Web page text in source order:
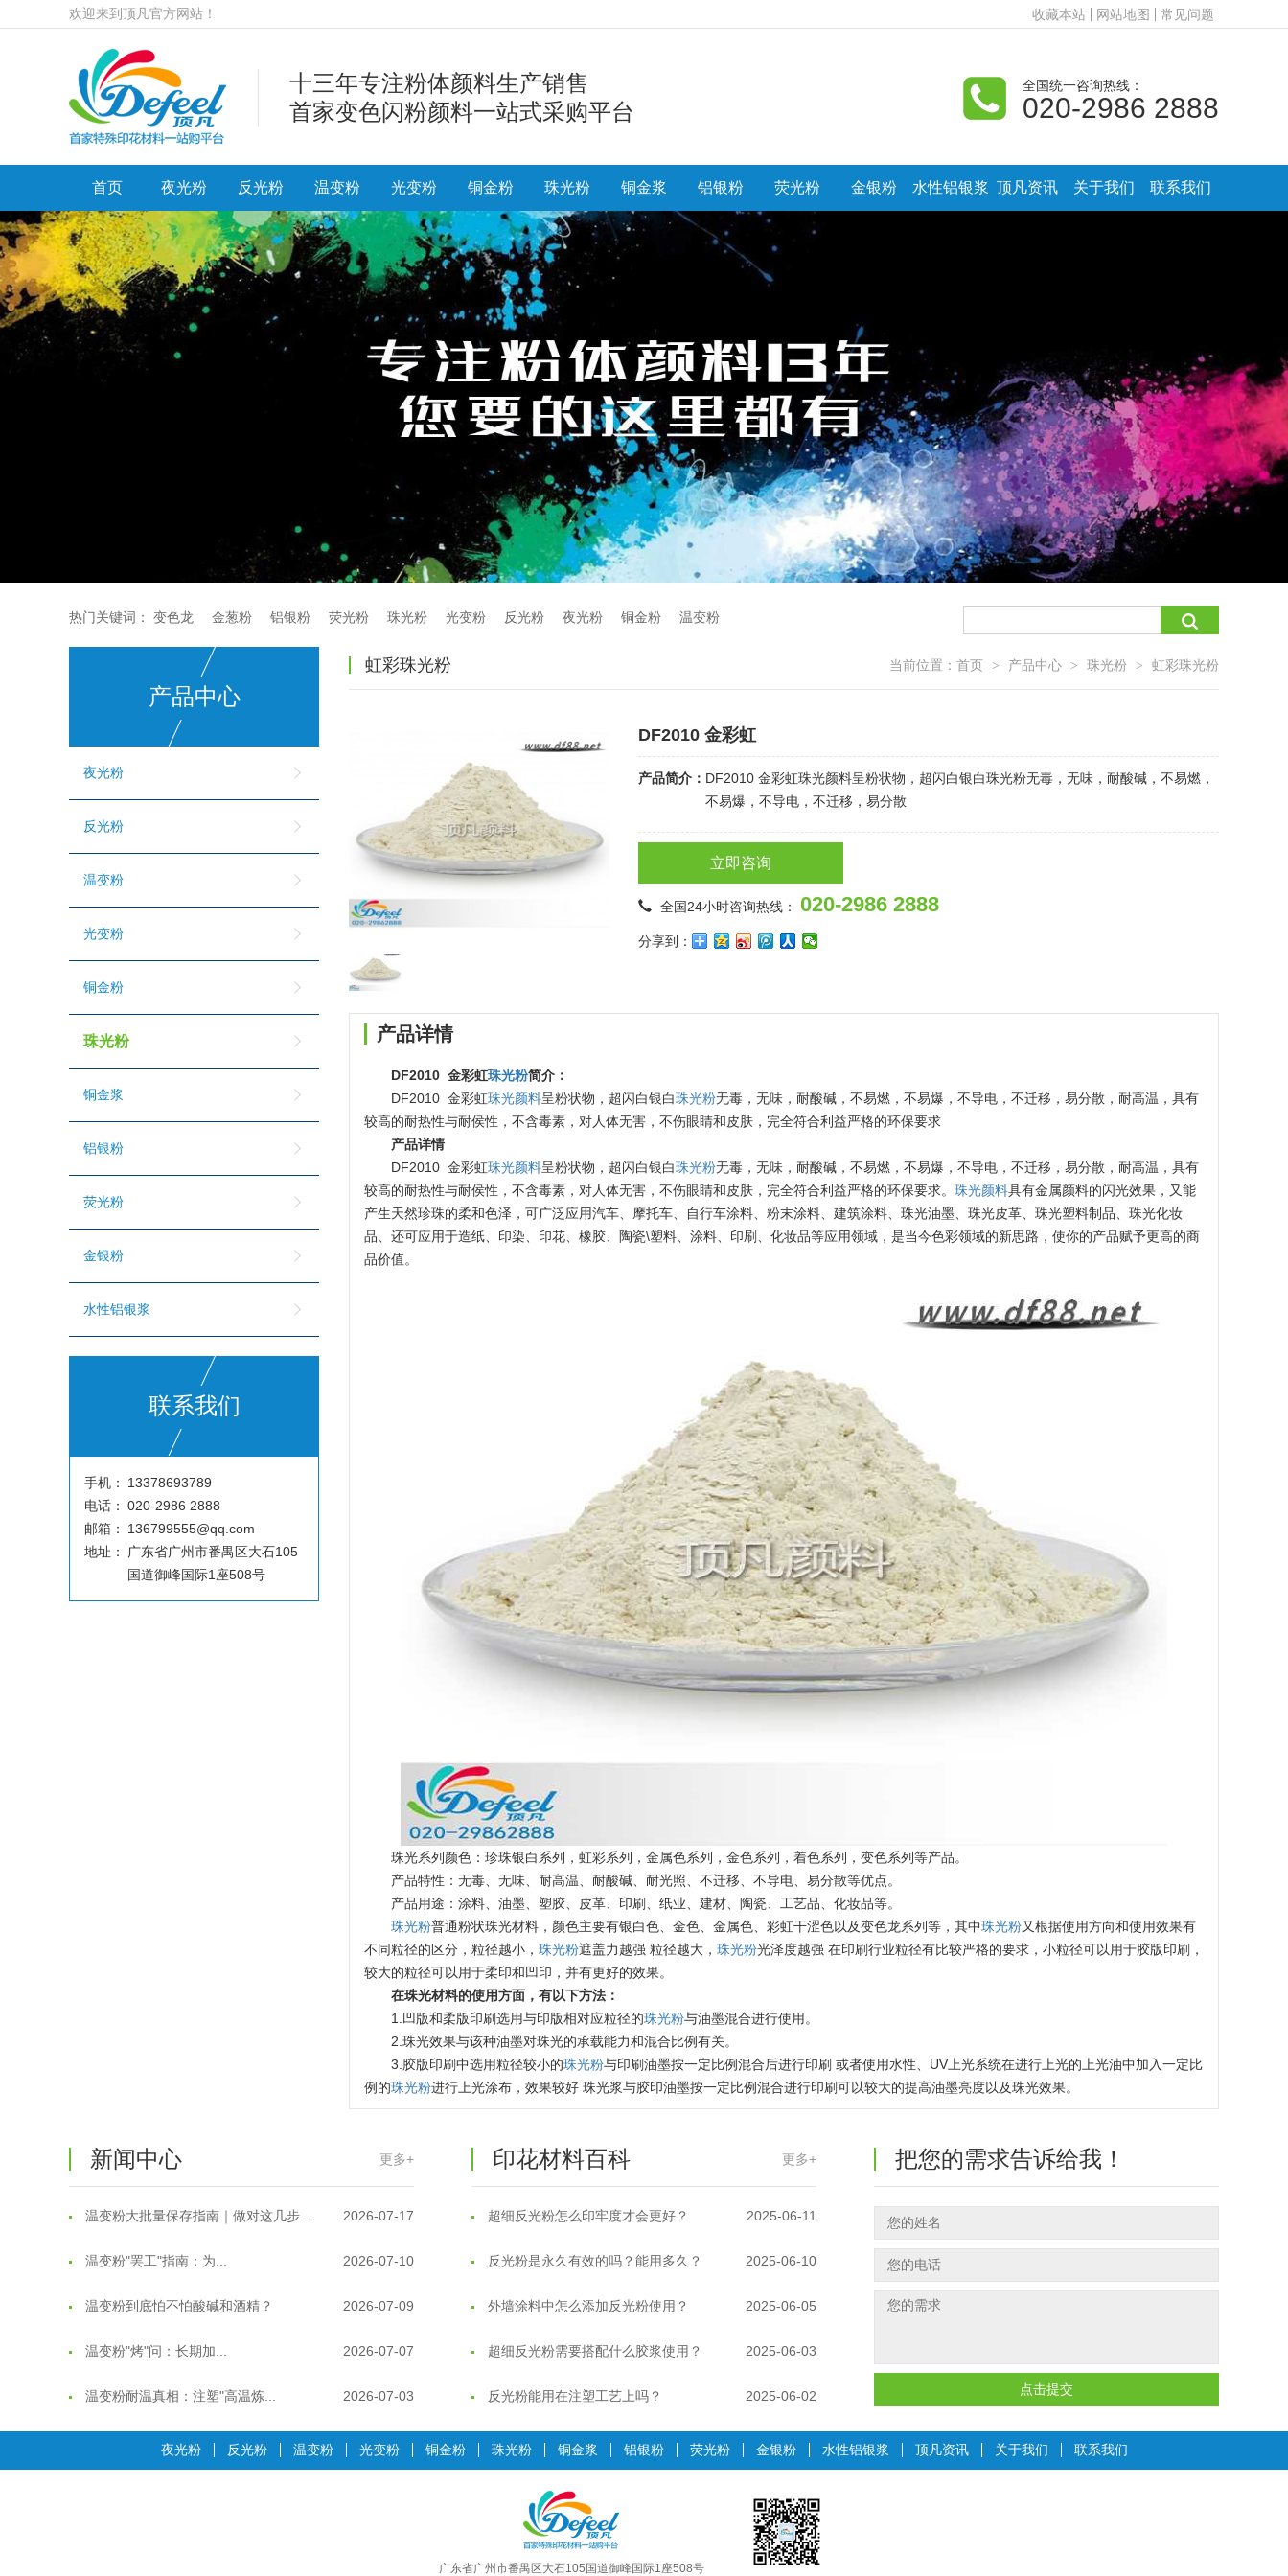
欢迎来到顶凡官方网站！ 收藏本站 网站地图 常见问题
十三年专注粉体颜料生产销售
首家变色闪粉颜料一站式采购平台
全国统一咨询热线：
020-2986 2888
首页 夜光粉 反光粉 温变粉 光变粉 铜金粉 珠光粉 铜金浆 铝银粉 荧光粉 金银粉 水性铝银浆 顶凡资讯 关于我们 联系我们
热门关键词： 变色龙 金葱粉 铝银粉 荧光粉 珠光粉 光变粉 反光粉 夜光粉 铜金粉 温变粉
产品中心
夜光粉
反光粉
温变粉
光变粉
铜金粉
珠光粉
铜金浆
铝银粉
荧光粉
金银粉
水性铝银浆
联系我们
手机：
13378693789
电话： 020-2986 2888
邮箱：
136799555@qq.com
地址：
广东省广州市番禺区大石105
国道御峰国际1座508号
虹彩珠光粉 当前位置： 首页 > 产品中心 > 珠光粉 > 虹彩珠光粉
DF2010 金彩虹
产品简介： DF2010 金彩虹珠光颜料呈粉状物，超闪白银白珠光粉无毒，无味，耐酸碱，不易燃，
不易爆，不导电，不迁移，易分散
立即咨询
全国24小时咨询热线：020-2986 2888
分享到：
产品详情
DF2010 金彩虹珠光粉简介：
DF2010 金彩虹珠光颜料呈粉状物，超闪白银白珠光粉无毒，无味，耐酸碱，不易燃，不易爆，不导电，不迁移，易分散，耐高温，具有
较高的耐热性与耐侯性，不含毒素，对人体无害，不伤眼睛和皮肤，完全符合利益严格的环保要求
产品详情
DF2010 金彩虹珠光颜料呈粉状物，超闪白银白珠光粉无毒，无味，耐酸碱，不易燃，不易爆，不导电，不迁移，易分散，耐高温，具有
较高的耐热性与耐侯性，不含毒素，对人体无害，不伤眼睛和皮肤，完全符合利益严格的环保要求。珠光颜料具有金属颜料的闪光效果，又能
产生天然珍珠的柔和色泽，可广泛应用汽车、摩托车、自行车涂料、粉末涂料、建筑涂料、珠光油墨、珠光皮革、珠光塑料制品、珠光化妆
品、还可应用于造纸、印染、印花、橡胶、陶瓷\塑料、涂料、印刷、化妆品等应用领域，是当今色彩领域的新思路，使你的产品赋予更高的商
品价值。
珠光系列颜色：珍珠银白系列，虹彩系列，金属色系列，金色系列，着色系列，变色系列等产品。
产品特性：无毒、无味、耐高温、耐酸碱、耐光照、不迁移、不导电、易分散等优点。
产品用途：涂料、油墨、塑胶、皮革、印刷、纸业、建材、陶瓷、工艺品、化妆品等。
珠光粉普通粉状珠光材料，颜色主要有银白色、金色、金属色、彩虹干涩色以及变色龙系列等，其中珠光粉又根据使用方向和使用效果有
不同粒径的区分，粒径越小，珠光粉遮盖力越强 粒径越大，珠光粉光泽度越强 在印刷行业粒径有比较严格的要求，小粒径可以用于胶版印刷，
较大的粒径可以用于柔印和凹印，并有更好的效果。
在珠光材料的使用方面，有以下方法：
1.凹版和柔版印刷选用与印版相对应粒径的珠光粉与油墨混合进行使用。
2.珠光效果与该种油墨对珠光的承载能力和混合比例有关。
3.胶版印刷中选用粒径较小的珠光粉与印刷油墨按一定比例混合后进行印刷 或者使用水性、UV上光系统在进行上光的上光油中加入一定比
例的珠光粉进行上光涂布，效果较好 珠光浆与胶印油墨按一定比例混合进行印刷可以较大的提高油墨亮度以及珠光效果。
新闻中心 更多+
2026-08-05
2026-08-04
2026-07-28
温变粉保质期有多久？开封后如何保... 2026-07-20
温变粉可以做防伪标签、温变防伪吗... 2026-08-05
印花材料百科 更多+
温变粉丝印到底用多少目网版？这篇... 2026-06-11
反光粉太久不用结块要怎么处理？ 2025-07-11
印花温变粉最适合用在什么行业上呢... 2025-06-20
油性反光粉怎么印花效果最好？ 2025-06-18
温变粉丝印到底用多少目网版？这篇... 2026-06-11
反光粉太久不用结块要怎么处理？ 2025-07-11
2025-06-20
把您的需求告诉给我！
点击提交
夜光粉 反光粉 温变粉 光变粉 铜金粉 珠光粉 铜金浆 铝银粉 荧光粉 金银粉 水性铝银浆 顶凡资讯 关于我们 联系我们
广东省广州市番禺区大石105国道御峰国际1座508号